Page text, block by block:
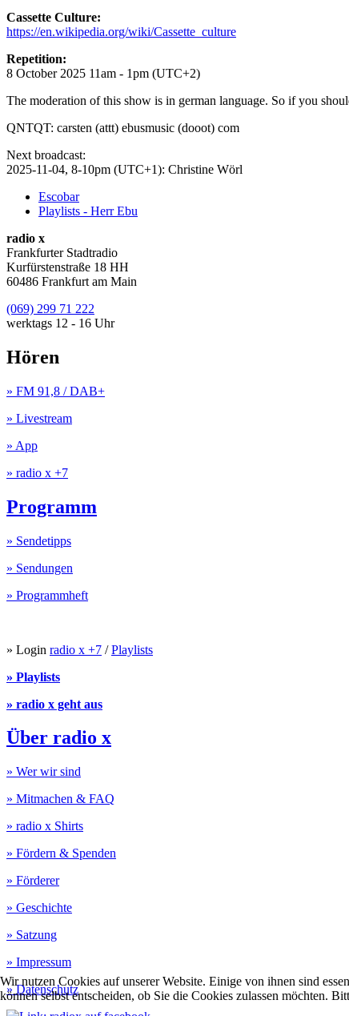
Cassette Culture:
https://en.wikipedia.org/wiki/Cassette_culture
Repetition:
8 October 2025 11am - 1pm (UTC+2)
The moderation of this show is in german language. So if you
QNTQT: carsten (attt) ebusmusic (dooot) com
Next broadcast:
2025-11-04, 8-10pm (UTC+1): Christine Wörl
Escobar
Playlists - Herr Ebu
radio x
Frankfurter Stadtradio
Kurfürstenstraße 18 HH
60486 Frankfurt am Main
(069) 299 71 222
werktags 12 - 16 Uhr
Hören
» FM 91,8 / DAB+
» Livestream
» App
» radio x +7
Programm
» Sendetipps
» Sendungen
» Programmheft
» Login radio x +7 /Playlists
» Playlists
» radio x geht aus
Über radio x
» Wer wir sind
» Mitmachen & FAQ
» radio x Shirts
» Fördern & Spenden
» Förderer
» Geschichte
» Satzung
» Impressum
» Datenschutz
Wir nutzen Cookies auf unserer Website. Einige von ihnen sind
können selbst entscheiden, ob Sie die Cookies zulassen möchten.